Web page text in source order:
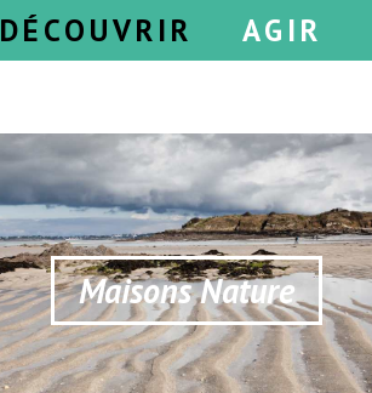
DÉCOUVRIR AGIR
Maisons Nature